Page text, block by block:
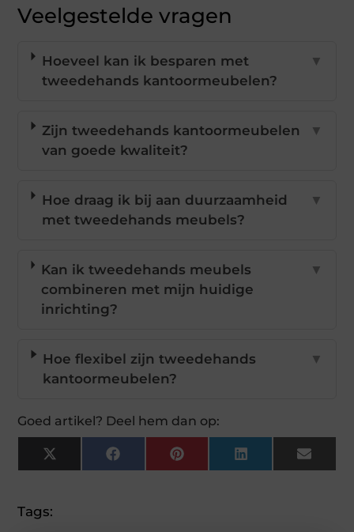
Veelgestelde vragen
Hoeveel kan ik besparen met
tweedehands kantoormeubelen?
▼
Zijn tweedehands kantoormeubelen
van goede kwaliteit?
▼
Hoe draag ik bij aan duurzaamheid
met tweedehands meubels?
▼
Kan ik tweedehands meubels
combineren met mijn huidige
inrichting?
▼
Hoe flexibel zijn tweedehands
kantoormeubelen?
▼
Goed artikel? Deel hem dan op:
X
(Twitter)
FacebookPinterestLinkedInEmail
Tags: